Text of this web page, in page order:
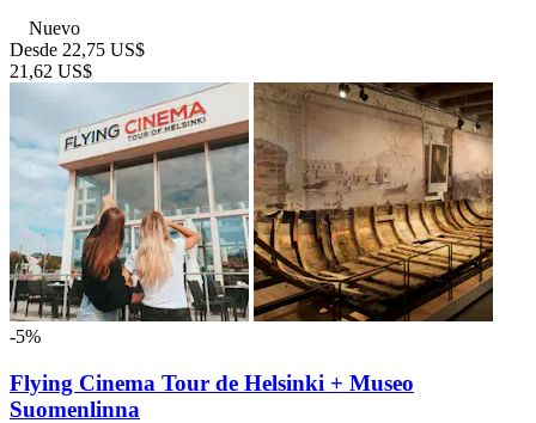
Nuevo
Desde 22,75 US$
21,62 US$
-5%
Flying Cinema Tour de Helsinki + Museo
Suomenlinna